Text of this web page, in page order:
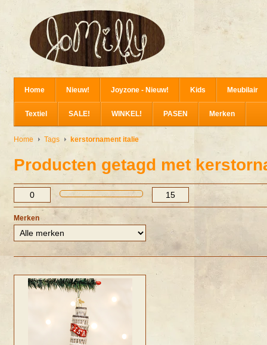
Home Nieuw! Joyzone - Nieuw! Kids Meubilair
Textiel SALE! WINKEL! PASEN Merken
Home Tags kerstornament italie
Producten getagd met
Merken